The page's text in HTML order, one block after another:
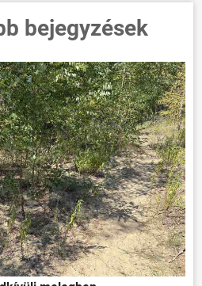
bejegyzések